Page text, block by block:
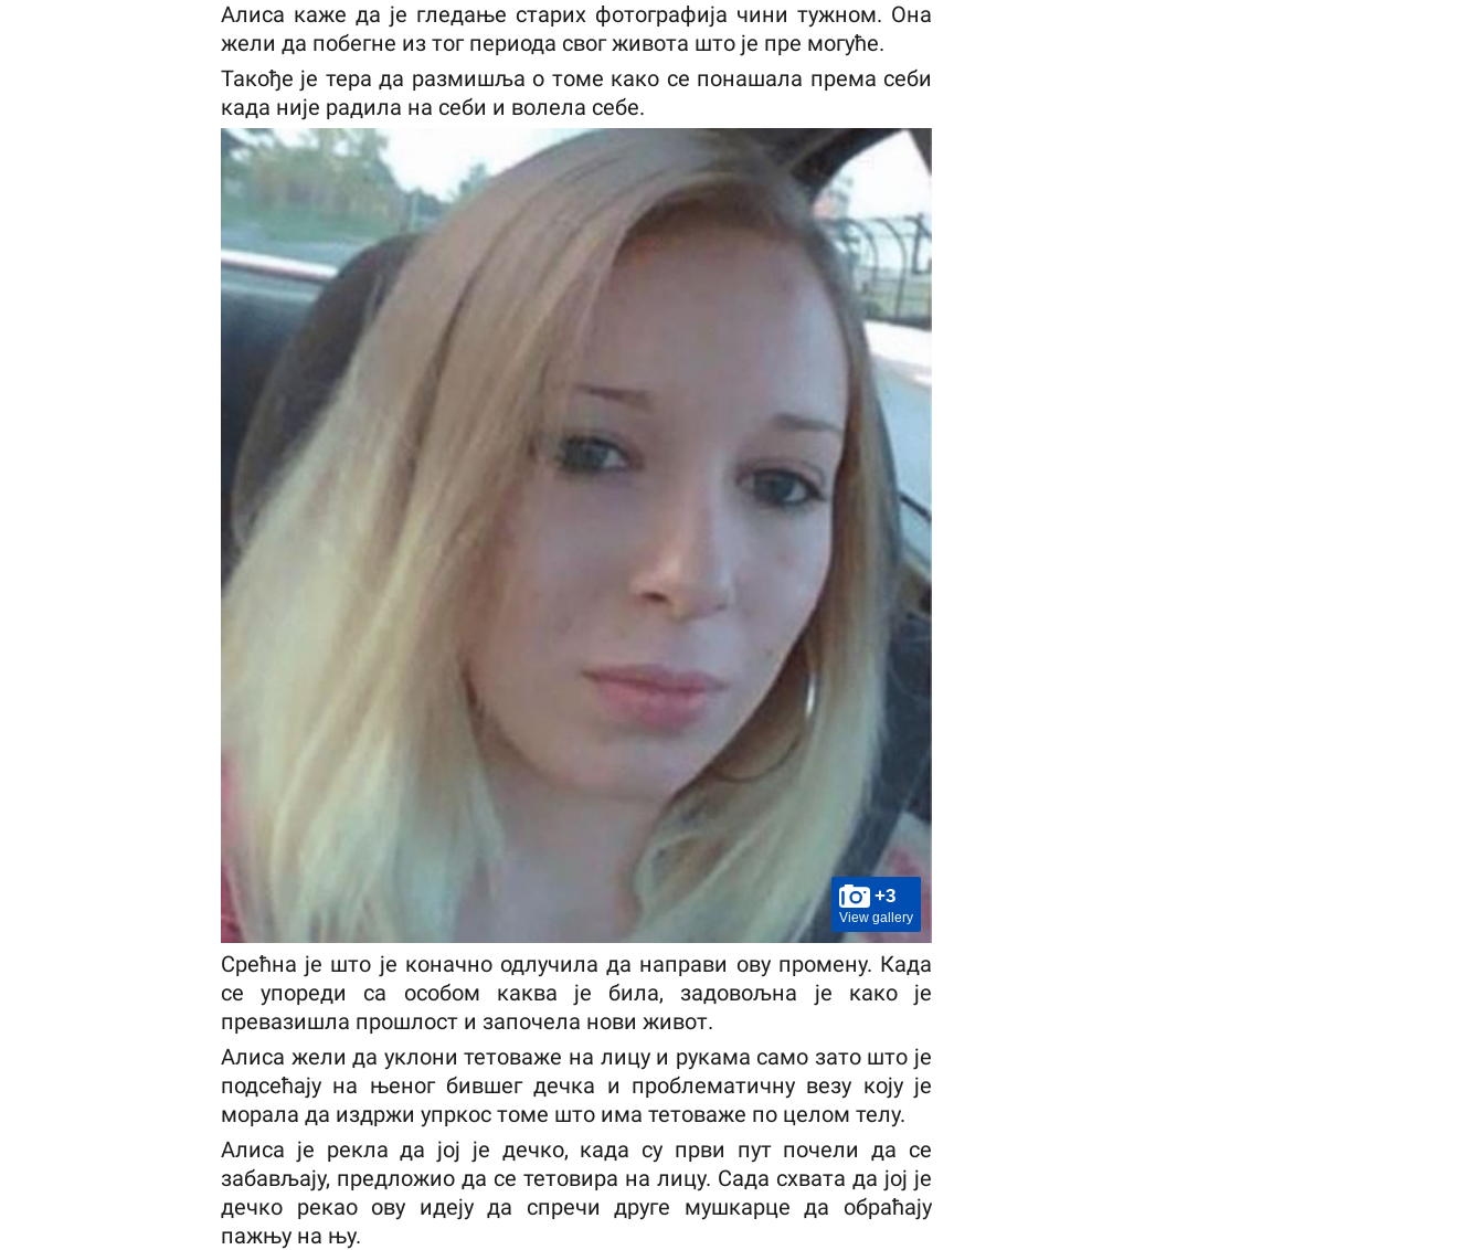
Алиса каже да је гледање старих фотографија чини тужном. Она
жели да побегне из тог периода свог живота што је пре могуће.
Такође је тера да размишља о томе како се понашала према себи
када није радила на себи и волела себе.
+3
View gallery
Срећна је што је коначно одлучила да направи ову промену. Када
се упореди са особом каква је била, задовољна је како је
превазишла прошлост и започела нови живот.
Алиса жели да уклони тетоваже на лицу и рукама само зато што је
подсећају на њеног бившег дечка и проблематичну везу коју је
морала да издржи упркос томе што има тетоваже по целом телу.
Алиса је рекла да јој је дечко, када су први пут почели да се
забављају, предложио да се тетовира на лицу. Сада схвата да јој је
дечко рекао ову идеју да спречи друге мушкарце да обраћају
пажњу на њу.